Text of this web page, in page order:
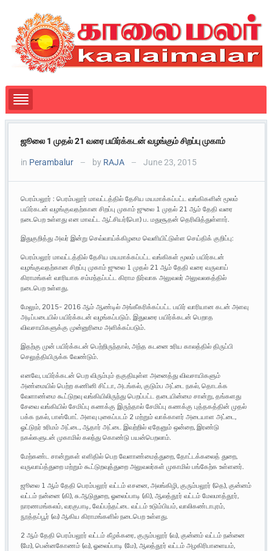
ஜூலை 1 முதல் 21 வரை பயிர்க்கடன் வழங்கும் சிறப்பு முகாம்
in Perambalur — by RAJA — June 23, 2015
பெரம்பலூர் : பெரம்பலூர் மாவட்டத்தில் தேசிய மயமாக்கப்பட்ட வங்கிகளின் மூலம்
பயிர்கடன் வழங்குவதற்கான சிறப்பு முகாம் ஜுலை 1 முதல் 21 ஆம் தேதி வரை
நடைபெற உள்ளது என மாவட்ட ஆட்சியர்(பொ) ப. மதுசூதன் தெரிவித்துள்ளார்.
இதுகுறித்து அவர் இன்று செவ்வாய்க்கிழமை வெளியிட்டுள்ள செய்திக் குறிப்பு:
பெரம்பலூர் மாவட்டத்தில் தேசிய மயமாக்கப்பட்ட வங்கிகள் மூலம் பயிர்கடன்
வழங்குவதற்கான சிறப்பு முகாம் ஜுலை 1 முதல் 21 ஆம் தேதி வரை வருவாய்
கிராமங்கள் வாரியாக சம்மந்தப்பட்ட கிராம நிர்வாக அலுவலர் அலுவலகத்தில்
நடைபெற உள்ளது.
மேலும், 2015- 2016 ஆம் ஆண்டில் அங்கீகரிக்கப்பட்ட பயிர் வாரியான கடன் அளவு
அடிப்படையில் பயிர்க்கடன் வழங்கப்படும். இதுவரை பயிர்க்கடன் பெறாத
விவசாயிகளுக்கு முன்னுரிமை அளிக்கப்படும்.
இதற்கு முன் பயிர்க்கடன் பெற்றிருந்தால், அந்த கடனை உரிய காலத்தில் திருப்பி
செலுத்தியிருக்க வேண்டும்.
எனவே, பயிர்க்கடன் பெற விரும்பும் தகுதியுள்ள அனைத்து விவசாயிகளும்
அண்மையில் பெற்ற கணினி சிட்டா, அடங்கல், குடும்ப அட்டை நகல், தொடக்க
வேளாண்மை கூட்டுறவு வங்கியிலிருந்து பெறப்பட்ட தடையின்மை சான்று, தங்களது
சேவை வங்கியில் சேமிப்பு கணக்கு இருந்தால் சேமிப்பு கணக்கு புத்தகத்தின் முதல்
பக்க நகல், பாஸ்போட் அளவு புகைப்படம் 2 மற்றும் வாக்காளர் அடையாள அட்டை,
ஓட்டுநர் உரிமம் அட்டை, ஆதார் அட்டை இவற்றில் ஏதேனும் ஒன்றை, இரண்டு
நகல்களுடன் முகாமில் கலந்து கொண்டு பயன்பெறலாம்.
மேற்கண்ட சான்றுகள் எளிதில் பெற வேளாண்மைத்துறை, தோட்டக்கலைத் துறை,
வருவாய்த்துறை மற்றும் கூட்டுறவுத்துறை அலுவலர்கள் முகாமில் பங்கேற்க உள்ளனர்.
ஜூலை 1 ஆம் தேதி பெரம்பலூர் வட்டம் எசனை, அலங்கிழி, குரும்பலூர் (தெ), குன்னம்
வட்டம் நன்னை (கி), சு.ஆடுதுறை, ஓலைப்பாடி (கி), ஆலத்தூர் வட்டம் மேலமாத்தூர்,
நாரணமங்கலம், வரகுபாடி, வேப்பந்தட்டை வட்டம் உடும்பியம், வாலிகண்டாபுரம்,
நூத்தப்பூர் (வ) ஆகிய கிராமங்களில் நடைபெற உள்ளது.
2 ஆம் தேதி பெரம்பலூர் வட்டம் கீழக்கரை, குரும்பலூர் (வ), குன்னம் வட்டம் நன்னை
(மே), பென்னகோணம் (வ), ஓலைப்பாடி (மே), ஆலத்தூர் வட்டம் அழகிரிபாளையம்,